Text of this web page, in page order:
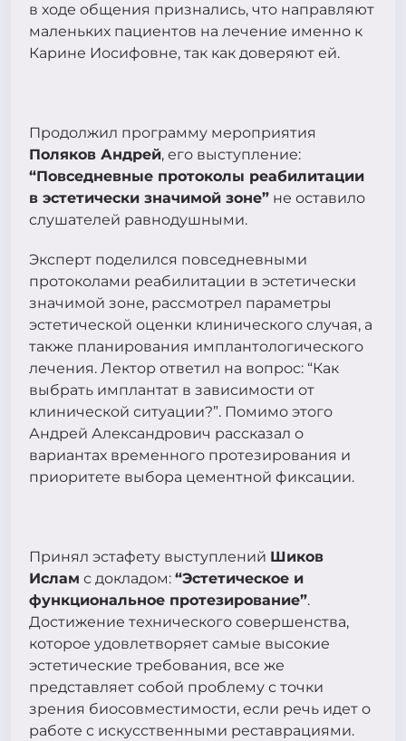
в ходе общения признались, что направляют
маленьких пациентов на лечение именно к
Карине Иосифовне, так как доверяют ей.
Продолжил программу мероприятия
Поляков Андрей, его выступление:
“Повседневные протоколы реабилитации
в эстетически значимой зоне” не оставило
слушателей равнодушными.
Эксперт поделился повседневными
протоколами реабилитации в эстетически
значимой зоне, рассмотрел параметры
эстетической оценки клинического случая, а
также планирования имплантологического
лечения. Лектор ответил на вопрос: “Как
выбрать имплантат в зависимости от
клинической ситуации?”. Помимо этого
Андрей Александрович рассказал о
вариантах временного протезирования и
приоритете выбора цементной фиксации.
Принял эстафету выступлений Шиков
Ислам с докладом: “Эстетическое и
функциональное протезирование”.
Достижение технического совершенства,
которое удовлетворяет самые высокие
эстетические требования, все же
представляет собой проблему с точки
зрения биосовместимости, если речь идет о
работе с искусственными реставрациями.